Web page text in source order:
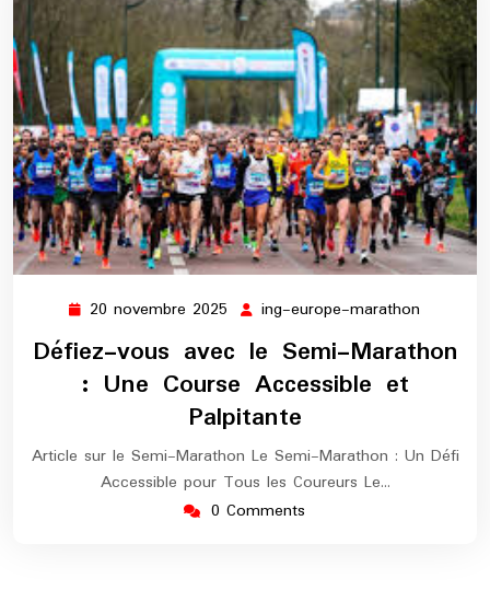
20 novembre 2025 20
novembre
2025
ing-europe-marathon
europe-
marathon
Défiez-vous avec le Semi-Marathon
: Une Course Accessible et
Palpitante
Article sur le Semi-Marathon Le Semi-Marathon : Un Défi
Accessible pour Tous les Coureurs Le…
0 Comments